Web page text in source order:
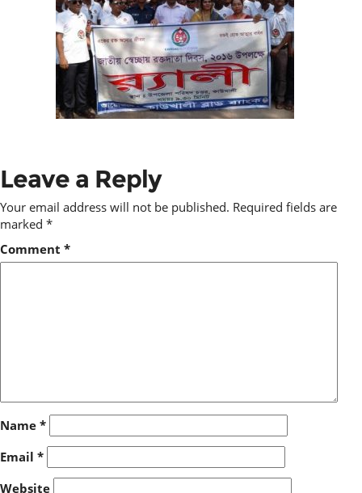
Leave a Reply
Your email address will not be published. Required fields are
marked *
Comment *
Name *
Email *
Website